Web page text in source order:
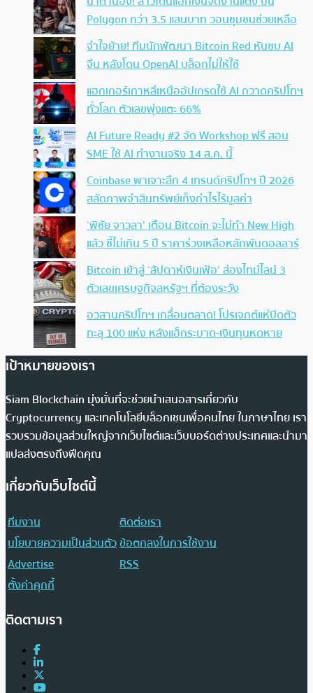
Polygon กว่า 3.5 แสนบาท วอนชุมชนช่วยเหลือ
จำใจย้าย! ทีมนักพัฒนา Bitcoin Red หันซบ AI
จีน หลังโดน OpenAI บล็อกไม่ให้ใช้
แฮกเกอร์เกาหลีเหนืออัปเกรดใช้ AI กวาดคริปโทฯ
ทั่วโลก ตัวเลขพุ่งแตะ 66%
AI Future Ready #2 จัด Workshop ฟรี สอน
SME ใช้ AI ทำงานจริง 14 ส.ค. นี้
Coinbase พาเจาะลึก 4 เทรนด์คริปโทฯ ปี 2026
สลัดภาพจำสินทรัพย์เก็งกำไรไร้มูลค่า
‘พิชัย จาวลา’ เตือน Bitcoin จะไม่ทำ New High
แล้ว ชี้ไม่เกิน 5 ปี ราคาร่วงเหลือหลักพันดอลลาร์
Bitcoin เข้าสู่ ‘สัปดาห์เงินเฟ้อ’ ส่องไทม์ไลน์ 3
ตัวเลขเศรษฐกิจสหรัฐฯ ที่ต้องระวัง
อวสานคริปโทฯ เกลื่อนตลาด! โปรเจกต์แห่ปิดตัว
ทะลุ 100 แห่ง หลังแฮ็กระบาด-เงินทุนหดหาย
เป้าหมายของเรา
Siam Blockchain มุ่งมั่นที่จะช่วยนำเสนอสารเกี่ยวกับ
Cryptocurrency และเทคโนโลยีบล็อกเชนเพื่อคนไทย ในภาษาไทย เรา
รวบรวมข้อมูลส่วนใหญ่จากเว็บไซต์และเว็บบอร์ดต่างประเทศและนำมา
แปลส่งตรงถึงฟีดคุณ
เกี่ยวกับเว็บไซต์นี้
ทีมงาน
ติดต่อเรา
นโยบายความเป็นส่วนตัวข้อตกลงในการใช้งาน
Advertise
RSS
ตั้งค่าคุกกี้
ติดตามเรา